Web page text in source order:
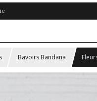
Bavoirs Bandana